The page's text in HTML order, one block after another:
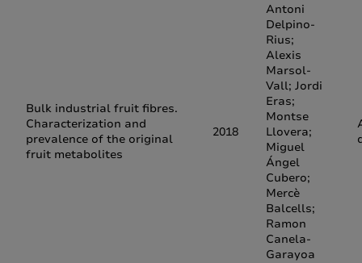
Bulk industrial fruit fibres.
Characterization and
prevalence of the original
fruit metabolites
2018
Antoni
Delpino-
Rius;
Alexis
Marsol-
Vall; Jordi
Eras;
Montse
Llovera;
Miguel
Ángel
Cubero;
Mercè
Balcells;
Ramon
Canela-
Garayoa